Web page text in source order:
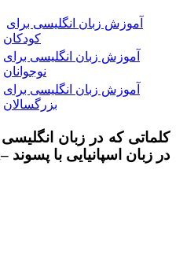
آموزش زبان انگلیسی برای
کودکان
آموزش زبان انگلیسی برای
نوجوانان
آموزش زبان انگلیسی برای
بزرگسالان
در زبان اسپانیایی با پسوند –dad به پایان می‌رسند: